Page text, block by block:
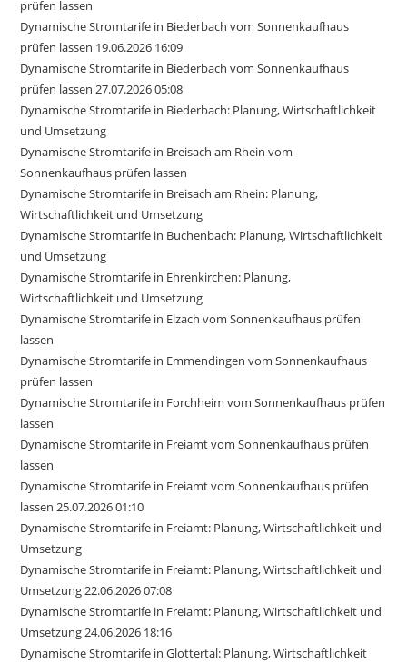
prüfen lassen
Dynamische Stromtarife in Biederbach vom Sonnenkaufhaus
prüfen lassen 19.06.2026 16:09
Dynamische Stromtarife in Biederbach vom Sonnenkaufhaus
prüfen lassen 27.07.2026 05:08
Dynamische Stromtarife in Biederbach: Planung, Wirtschaftlichkeit
und Umsetzung
Dynamische Stromtarife in Breisach am Rhein vom
Sonnenkaufhaus prüfen lassen
Dynamische Stromtarife in Breisach am Rhein: Planung,
Wirtschaftlichkeit und Umsetzung
Dynamische Stromtarife in Buchenbach: Planung, Wirtschaftlichkeit
und Umsetzung
Dynamische Stromtarife in Ehrenkirchen: Planung,
Wirtschaftlichkeit und Umsetzung
Dynamische Stromtarife in Elzach vom Sonnenkaufhaus prüfen
lassen
Dynamische Stromtarife in Emmendingen vom Sonnenkaufhaus
prüfen lassen
Dynamische Stromtarife in Forchheim vom Sonnenkaufhaus prüfen
lassen
Dynamische Stromtarife in Freiamt vom Sonnenkaufhaus prüfen
lassen
Dynamische Stromtarife in Freiamt vom Sonnenkaufhaus prüfen
lassen 25.07.2026 01:10
Dynamische Stromtarife in Freiamt: Planung, Wirtschaftlichkeit und
Umsetzung
Dynamische Stromtarife in Freiamt: Planung, Wirtschaftlichkeit und
Umsetzung 22.06.2026 07:08
Dynamische Stromtarife in Freiamt: Planung, Wirtschaftlichkeit und
Umsetzung 24.06.2026 18:16
Dynamische Stromtarife in Glottertal: Planung, Wirtschaftlichkeit